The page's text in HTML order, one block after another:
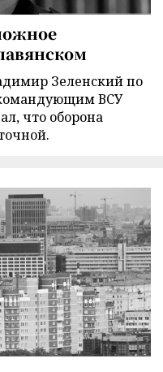
Зеленский по
ВСУ
что оборона